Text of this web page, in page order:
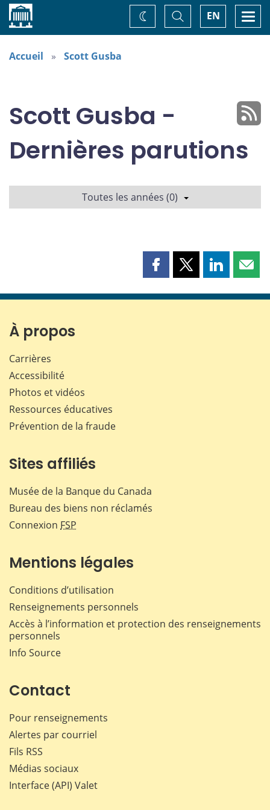
Accueil EN
Basculer
la
recherche
Changez
de
Accueil Scott Gusba
Scott Gusba -
Dernières parutions
Toutes les années (0)
Partager
page
Partager
page
Partager
page page
À propos
Carrières
Accessibilité
Photos et vidéos
Ressources éducatives
Prévention de la fraude
Sites affiliés
Musée de la Banque du Canada
Bureau des biens non réclamés
Connexion FSP
Mentions légales
Conditions d’utilisation
Renseignements personnels
Accès à l’information et protection des renseignements
personnels
Info Source
Contact
Pour renseignements
Alertes par courriel
Fils RSS
Médias sociaux
Interface (API) Valet